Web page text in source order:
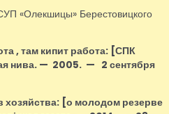
«Олекшицы» Берестовицкого
, там кипит работа: [СПК
нива. — 2005. — 2 сентября
хозяйства: [о молодом резерве